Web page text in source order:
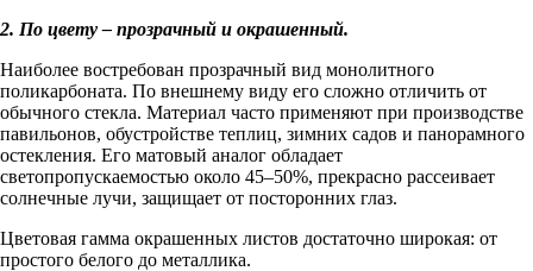
2. По цвету – прозрачный и окрашенный.
Наиболее востребован прозрачный вид монолитного
поликарбоната. По внешнему виду его сложно отличить от
обычного стекла. Материал часто применяют при производстве
павильонов, обустройстве теплиц, зимних садов и панорамного
остекления. Его матовый аналог обладает
светопропускаемостью около 45–50%, прекрасно рассеивает
солнечные лучи, защищает от посторонних глаз.
Цветовая гамма окрашенных листов достаточно широкая: от
простого белого до металлика.